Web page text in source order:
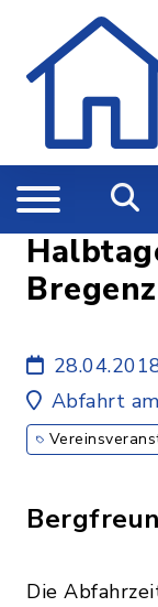
Bregenz
Abfahrt
Die